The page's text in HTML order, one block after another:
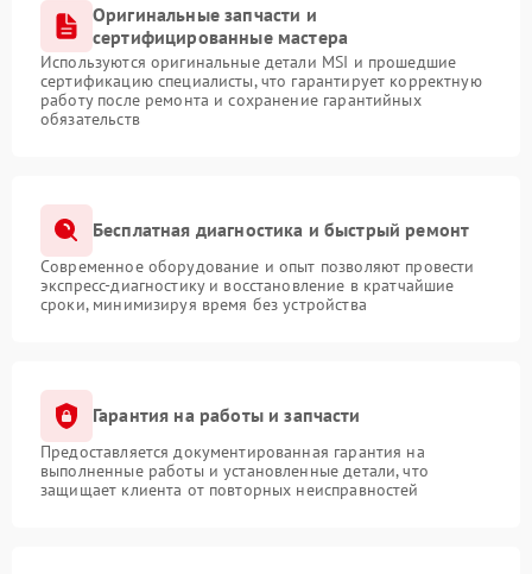
Оригинальные запчасти и
сертифицированные мастера
Используются оригинальные детали MSI и прошедшие
сертификацию специалисты, что гарантирует корректную
работу после ремонта и сохранение гарантийных
обязательств
Бесплатная диагностика и быстрый ремонт
Современное оборудование и опыт позволяют провести
экспресс-диагностику и восстановление в кратчайшие
сроки, минимизируя время без устройства
Гарантия на работы и запчасти
Предоставляется документированная гарантия на
выполненные работы и установленные детали, что
защищает клиента от повторных неисправностей